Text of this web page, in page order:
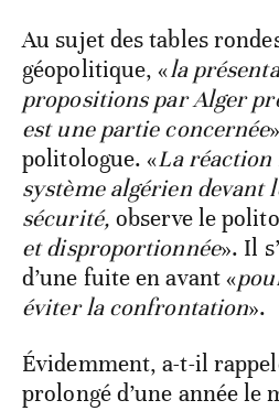
Au sujet des tables
géopolitique, «la
propositions par Alger
est une partie concernée
politologue. «La
système algérien devant
sécurité, observe le
et disproportionnée». Il
d’une fuite en avant «
éviter la confrontation».
Évidemment, a-t-il
prolongé d’une année le